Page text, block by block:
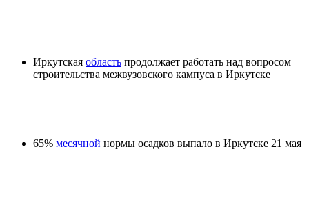
Иркутская область продолжает работать над вопросом
строительства межвузовского кампуса в Иркутске
65% месячной нормы осадков выпало в Иркутске 21 мая